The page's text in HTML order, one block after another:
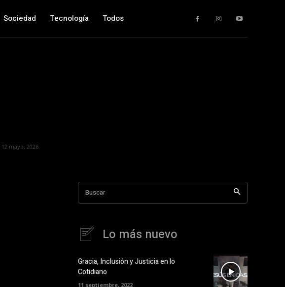
Sociedad Tecnología Todos
12 mayo, 2026
Buscar
Lo más nuevo
Gracia, Inclusión y Justicia en lo
Cotidiano
11 septiembre, 2022